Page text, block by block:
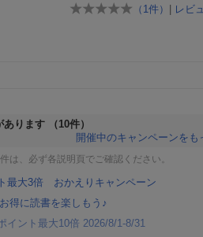
（ 1件） | レビ
あります
（10件）
開催中のキャンペーンをも
、必ず各説明頁でご確認ください。
最大3倍 おかえりキャンペーン
得に読書を楽しもう♪
イント最大10倍 2026/8/1-8/31